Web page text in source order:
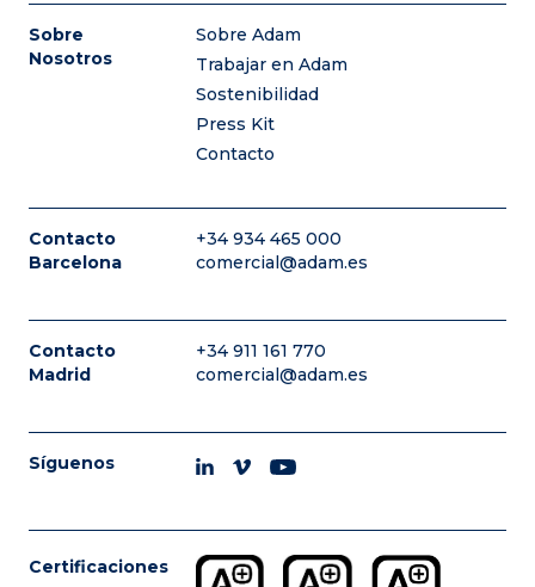
Sobre
Nosotros
Sobre Adam
Trabajar en Adam
Sostenibilidad
Press Kit
Contacto
Contacto
Barcelona
+34 934 465 000
comercial@adam.es
Contacto
Madrid
+34 911 161 770
comercial@adam.es
Síguenos
Certificaciones